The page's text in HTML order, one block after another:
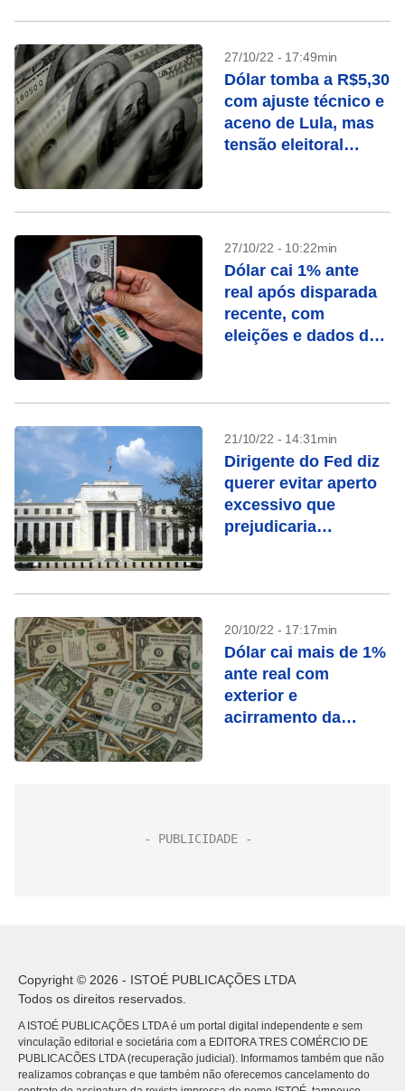
27/10/22 - 17:49min
Dólar tomba a R$5,30
com ajuste técnico e
aceno de Lula, mas
tensão eleitoral
27/10/22 - 10:22min
Dólar cai 1% ante
real após disparada
recente, com
eleições e dados dos
21/10/22 - 14:31min
Dirigente do Fed diz
querer evitar aperto
excessivo que
prejudicaria
20/10/22 - 17:17min
Dólar cai mais de 1%
ante real com
exterior e
acirramento da
Copyright © 2026 - ISTOÉ PUBLICAÇÕES LTDA
Todos os direitos reservados.
A ISTOÉ PUBLICAÇÕES LTDA é um portal digital independente e sem
vinculação editorial e societária com a EDITORA TRES COMÉRCIO DE
PUBLICACÕES LTDA (recuperação judicial). Informamos também que não
realizamos cobranças e que também não oferecemos cancelamento do